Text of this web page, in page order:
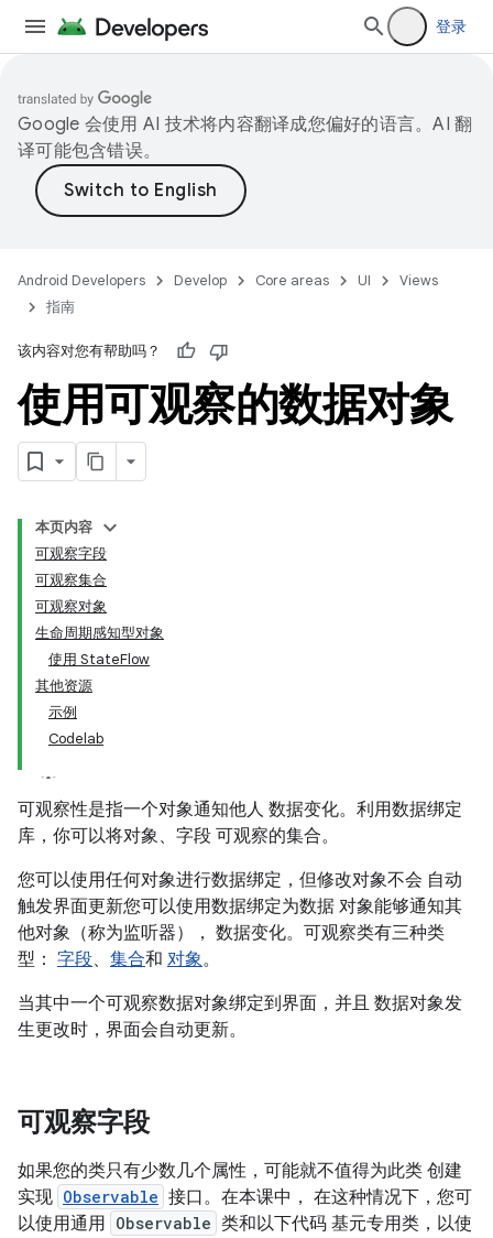
登录
Google 会使用 AI 技术将内容翻译成您偏好的语言。AI 翻
译可能包含错误。
Android Developers Develop Core areas UI
Views
指南
该内容对您有帮助吗？
使用可观察的数据对象
本页内容
可观察字段
可观察集合
可观察对象
生命周期感知型对象
使用 StateFlow
其他资源
示例
Codelab
可观察性是指一个对象通知他人 数据变化。利用数据绑定
库，你可以将对象、字段 可观察的集合。
您可以使用任何对象进行数据绑定，但修改对象不会 自动
触发界面更新您可以使用数据绑定为数据 对象能够通知其
他对象（称为监听器）， 数据变化。可观察类有三种类
型： 字段、 集合和 对象。
当其中一个可观察数据对象绑定到界面，并且 数据对象发
生更改时，界面会自动更新。
可观察字段
如果您的类只有少数几个属性，可能就不值得为此类 创建
实现 Observable 接口。在本课中， 在这种情况下，您可
以使用通用 Observable 类和以下代码 基元专用类，以使